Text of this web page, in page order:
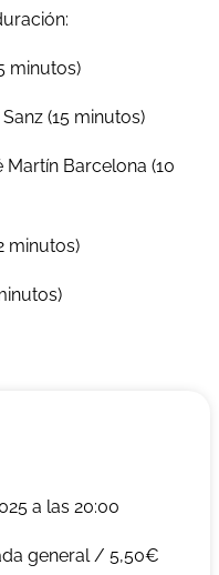
minutos)
(15 minutos)
Martín Barcelona (10
minutos)
a las 20:00
general / 5,50€